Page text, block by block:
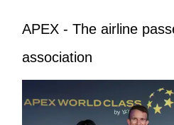
APEX - The airline
association